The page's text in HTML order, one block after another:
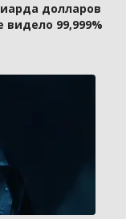
долларов
видело 99,999%